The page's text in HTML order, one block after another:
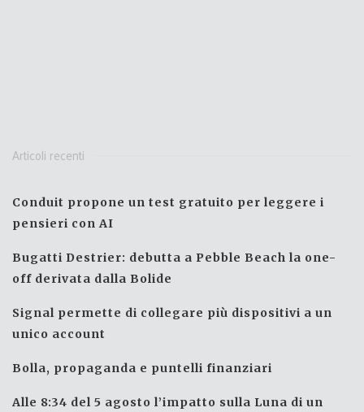
Articoli recenti
Conduit propone un test gratuito per leggere i
pensieri con AI
Bugatti Destrier: debutta a Pebble Beach la one-
off derivata dalla Bolide
Signal permette di collegare più dispositivi a un
unico account
Bolla, propaganda e puntelli finanziari
Alle 8:34 del 5 agosto l’impatto sulla Luna di un